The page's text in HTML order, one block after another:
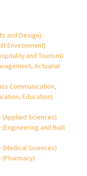
and Design)
Environment)
and Tourism)
Actuarial
Communication,
Education)
(Applied Sciences)
(Engineering and Built
(Medical Sciences)
(Pharmacy)